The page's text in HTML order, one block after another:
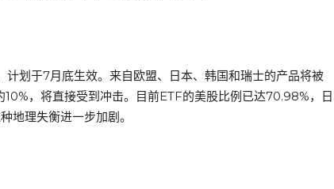
划于7月底生效。来自欧盟、日本、韩国和瑞士的产品将被
，将直接受到冲击。目前ETF的美股比例已达70.98%，日
地理失衡进一步加剧。